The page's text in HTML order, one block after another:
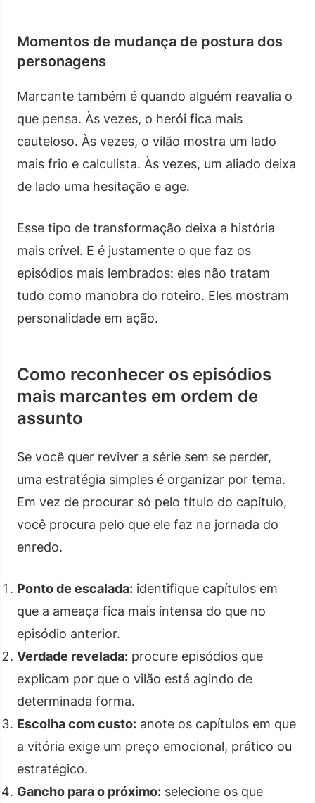
Momentos de mudança de postura dos
personagens
Marcante também é quando alguém reavalia o
que pensa. Às vezes, o herói fica mais
cauteloso. Às vezes, o vilão mostra um lado
mais frio e calculista. Às vezes, um aliado deixa
de lado uma hesitação e age.
Esse tipo de transformação deixa a história
mais crível. E é justamente o que faz os
episódios mais lembrados: eles não tratam
tudo como manobra do roteiro. Eles mostram
personalidade em ação.
Como reconhecer os episódios
mais marcantes em ordem de
assunto
Se você quer reviver a série sem se perder,
uma estratégia simples é organizar por tema.
Em vez de procurar só pelo título do capítulo,
você procura pelo que ele faz na jornada do
enredo.
Ponto de escalada: identifique capítulos em
que a ameaça fica mais intensa do que no
episódio anterior.
Verdade revelada: procure episódios que
explicam por que o vilão está agindo de
determinada forma.
Escolha com custo: anote os capítulos em que
a vitória exige um preço emocional, prático ou
estratégico.
Gancho para o próximo: selecione os que